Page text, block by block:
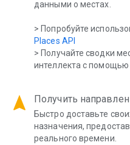
данными о местах.
> Попробуйте
Places API
> Получайте сводки
интеллекта с
navigation Получить
Быстро доставьте
назначения,
реального времени.